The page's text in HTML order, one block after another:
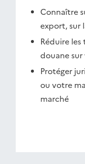
Connaître
export, sur
Réduire
douane sur
Protéger
ou votre
marché